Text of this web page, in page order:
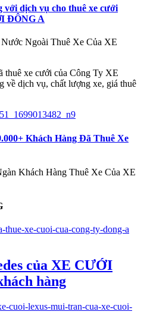
dịch vụ cho thuê xe cưới
ĐÔNG A
Ngoài Thuê Xe Của XE
thuê xe cưới của Công Ty XE
dịch vụ, chất lượng xe, giá thuê
Khách Hàng Đã Thuê Xe
Khách Hàng Thuê Xe Của XE
của XE CƯỚI
hàng